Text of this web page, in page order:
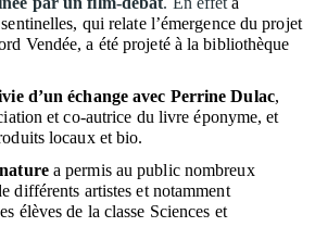
qui relate l’émergence du projet
Vendée, a été projeté à la bibliothèque
d’un échange avec Perrine Dulac,
et co-autrice du livre éponyme, et
locaux et bio.
a permis au public nombreux
différents artistes et notamment
élèves de la classe Sciences et